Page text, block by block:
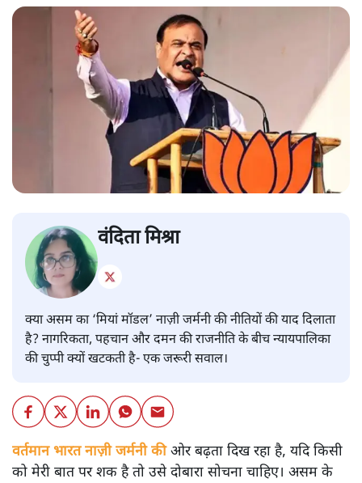
वंदिता मिश्रा
क्या असम का ‘मियां मॉडल’ नाज़ी जर्मनी की नीतियों की याद दिलाता
है? नागरिकता, पहचान और दमन की राजनीति के बीच न्यायपालिका
की चुप्पी क्यों खटकती है- एक जरूरी सवाल।
वर्तमान भारत नाज़ी जर्मनी कीओर बढ़ता दिख रहा है, यदि किसी
को मेरी बात पर शक है तो उसे दोबारा सोचना चाहिए। असम के